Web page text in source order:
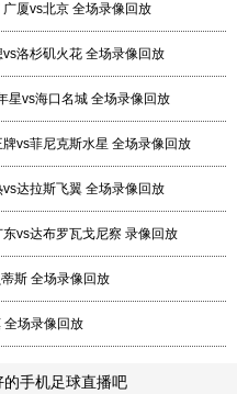
厦vs北京 全场录像回放
洛杉矶火花 全场录像回放
星vs海口名城 全场录像回放
vs菲尼克斯水星 全场录像回放
达拉斯飞翼 全场录像回放
vs达布罗瓦戈尼察 录像回放
斯 全场录像回放
全场录像回放
手机足球直播吧